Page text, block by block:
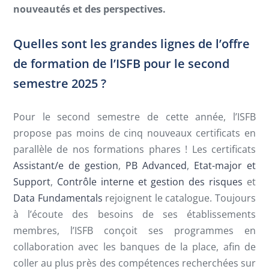
nouveautés et des perspectives.
Quelles sont les grandes lignes de l’offre
de formation de l’ISFB pour le second
semestre 2025 ?
Pour le second semestre de cette année, l’ISFB
propose pas moins de cinq nouveaux certificats en
parallèle de nos formations phares ! Les certificats
Assistant/e de gestion, PB Advanced, Etat-major et
Support, Contrôle interne et gestion des risques et
Data Fundamentals rejoignent le catalogue. Toujours
à l’écoute des besoins de ses établissements
membres, l’ISFB conçoit ses programmes en
collaboration avec les banques de la place, afin de
coller au plus près des compétences recherchées sur